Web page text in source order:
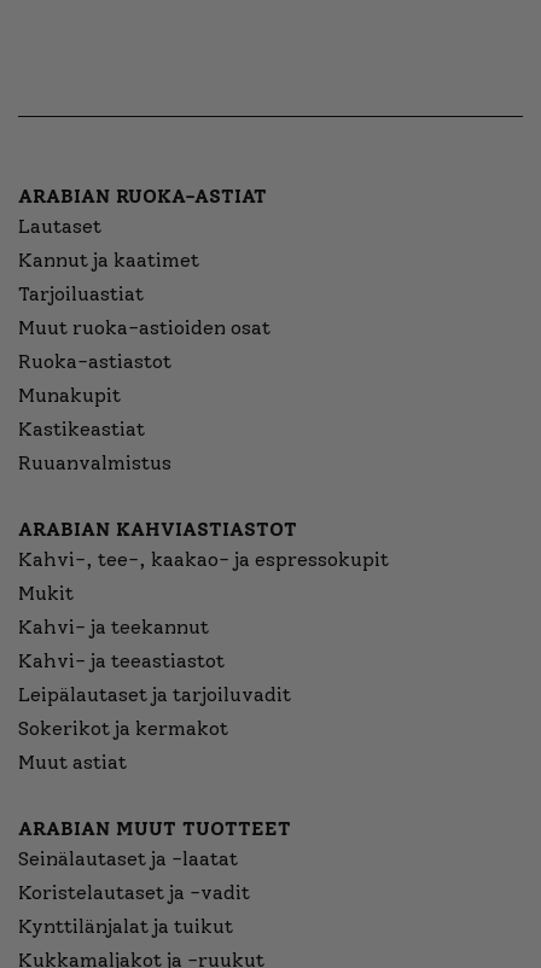
ARABIAN RUOKA-ASTIAT
Lautaset
Kannut ja kaatimet
Tarjoiluastiat
Muut ruoka-astioiden osat
Ruoka-astiastot
Munakupit
Kastikeastiat
Ruuanvalmistus
ARABIAN KAHVIASTIASTOT
Kahvi-, tee-, kaakao- ja espressokupit
Mukit
Kahvi- ja teekannut
Kahvi- ja teeastiastot
Leipälautaset ja tarjoiluvadit
Sokerikot ja kermakot
Muut astiat
ARABIAN MUUT TUOTTEET
Seinälautaset ja -laatat
Koristelautaset ja -vadit
Kynttilänjalat ja tuikut
Kukkamaljakot ja -ruukut